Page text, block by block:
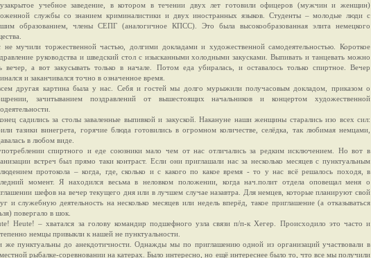
учебное заведение, в котором в течении двух лет готовили офицеров (мужчин и женщин)
службы со знанием криминалистики и двух иностранных языков. Студенты – молодые люди с
образованием, члены СЕПГ (аналогичное КПСС). Это была высокообразованная элита немецкого
не мучили торжественной частью, долгими докладами и художественной самодеятельностью. Короткое
руководства и шведский стол с изысканными холодными закусками. Выпивать и танцевать можно
вечер, а вот закусывать только в начале. Потом еда убиралась, и оставалось только спиртное. Вечер
и заканчивался точно в означенное время.
другая картина была у нас. Себя и гостей мы долго мурыжили получасовым докладом, приказом о
зачитыванием поздравлений от вышестоящих начальников и концертом художественной
садились за столы заваленные выпивкой и закуской. Накануне наши женщины старались изо всех сил:
тазики винегрета, горячие блюда готовились в огромном количестве, селёдка, так любимая немцами,
в любом виде.
спиртного и еде союзники мало чем от нас отличались за редким исключением. Но вот в
встреч был прямо таки контраст. Если они приглашали нас за несколько месяцев с пунктуальным
протокола – когда, где, сколько и с какого по какое время - то у нас всё решалось походя, в
момент. Я находился весьма в неловком положении, когда нач.полит отдела оповещал меня о
шефов на вечер текущего дня или в лучшем случае назавтра. Для немцев, которые планируют свой
и служебную деятельность на несколько месяцев или недель вперёд, такое приглашение (а отказываться
повергало в шок.
Heute! – хватался за голову командир подшефного узла связи п/п-к Хегер. Происходило это часто и
немцы привыкли к нашей не пунктуальности.
же пунктуальны до анекдотичности. Однажды мы по приглашению одной из организаций участвовали в
рыбалке-соревновании на катерах. Было интересно, но ещё интереснее было то, что все мы получили